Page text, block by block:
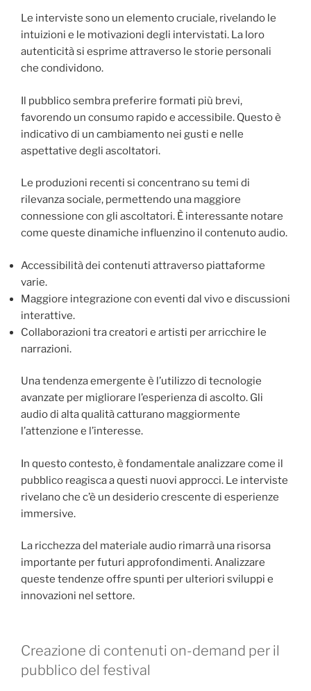
Le interviste sono un elemento cruciale, rivelando le
intuizioni e le motivazioni degli intervistati. La loro
autenticità si esprime attraverso le storie personali
che condividono.
Il pubblico sembra preferire formati più brevi,
favorendo un consumo rapido e accessibile. Questo è
indicativo di un cambiamento nei gusti e nelle
aspettative degli ascoltatori.
Le produzioni recenti si concentrano su temi di
rilevanza sociale, permettendo una maggiore
connessione con gli ascoltatori. È interessante notare
come queste dinamiche influenzino il contenuto audio.
Accessibilità dei contenuti attraverso piattaforme
varie.
Maggiore integrazione con eventi dal vivo e discussioni
interattive.
Collaborazioni tra creatori e artisti per arricchire le
narrazioni.
Una tendenza emergente è l’utilizzo di tecnologie
avanzate per migliorare l’esperienza di ascolto. Gli
audio di alta qualità catturano maggiormente
l’attenzione e l’interesse.
In questo contesto, è fondamentale analizzare come il
pubblico reagisca a questi nuovi approcci. Le interviste
rivelano che c’è un desiderio crescente di esperienze
immersive.
La ricchezza del materiale audio rimarrà una risorsa
importante per futuri approfondimenti. Analizzare
queste tendenze offre spunti per ulteriori sviluppi e
innovazioni nel settore.
Creazione di contenuti on-demand per il
pubblico del festival